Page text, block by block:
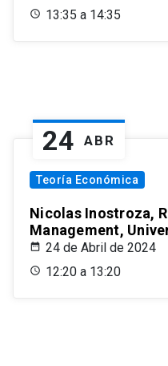
13:35 a 14:35
24 ABR
Teoría Económica
Nicolas Inostroza,
Management,
24 de Abril de 2024
12:20 a 13:20